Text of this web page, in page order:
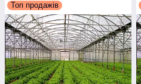
Топ продажів